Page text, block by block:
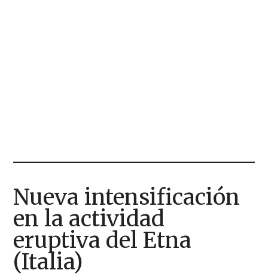
Nueva intensificación
en la actividad
eruptiva del Etna
(Italia)